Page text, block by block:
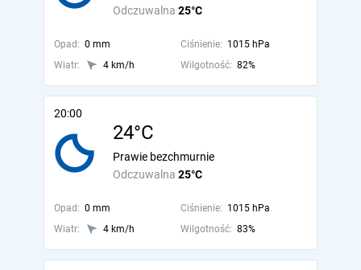
Odczuwalna 25°C
Opad: 0 mm Ciśnienie: 1015 hPa
Wiatr:
4 km/h Wilgotność: 82%
20:00
24°C
Odczuwalna 25°C
Prawie bezchmurnie
Opad: 0 mm Ciśnienie: 1015 hPa
Wiatr:
4 km/h Wilgotność: 83%